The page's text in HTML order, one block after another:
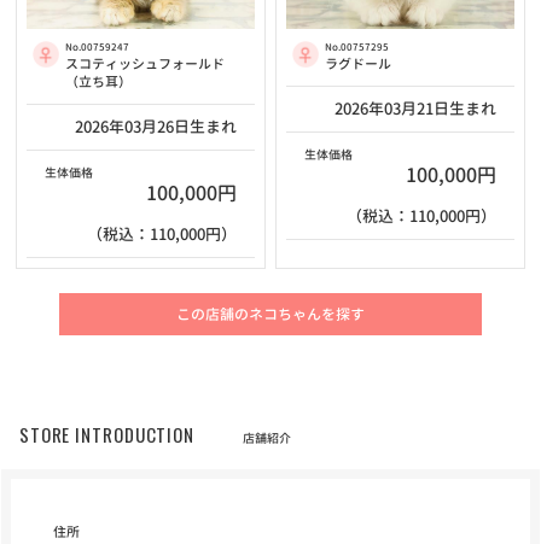
No.00759247
スコティッシュフォールド
（立ち耳）
2026年03月26日生まれ
生体価格
100,000円
（税込：110,000円）
No.00757295
ラグドール
2026年03月21日生まれ
生体価格
100,000円
（税込：110,000円）
この店舗のネコちゃんを探す
STORE INTRODUCTION 店舗紹介
住所